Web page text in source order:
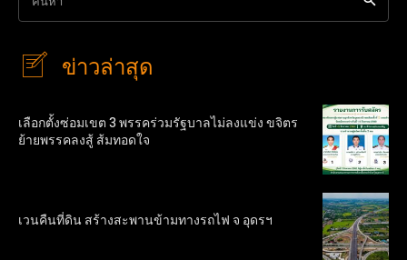
ข่าวล่าสุด
เลือกตั้งซ่อมเขต 3 พรรคร่วมรัฐบาลไม่ลงแข่ง ขจิตร
ย้ายพรรคลงสู้ ส้มทอดใจ
เวนคืนที่ดิน สร้างสะพานข้ามทางรถไฟ จ อุดรฯ